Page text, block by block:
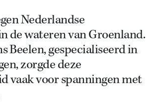
Nederlandse
de wateren van Groenland.
Beelen, gespecialiseerd in
zorgde deze
vaak voor spanningen met